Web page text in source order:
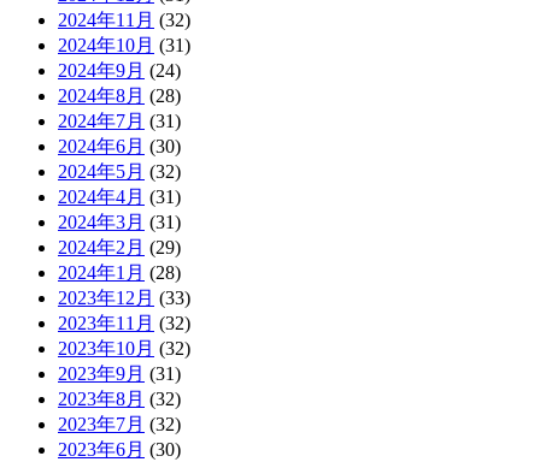
2024年11月 (32)
2024年10月 (31)
2024年9月 (24)
2024年8月 (28)
2024年7月 (31)
2024年6月 (30)
2024年5月 (32)
2024年4月 (31)
2024年3月 (31)
2024年2月 (29)
2024年1月 (28)
2023年12月 (33)
2023年11月 (32)
2023年10月 (32)
2023年9月 (31)
2023年8月 (32)
2023年7月 (32)
2023年6月 (30)